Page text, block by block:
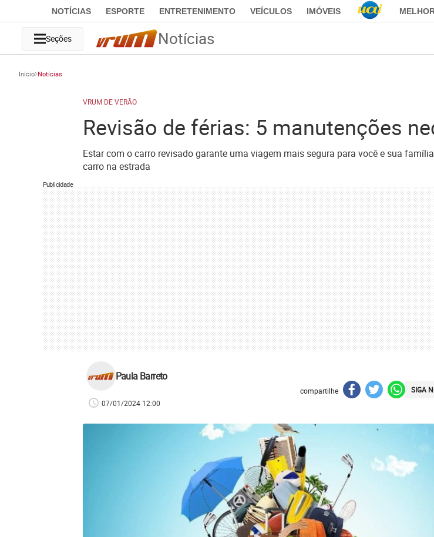
NOTÍCIAS ESPORTE ENTRETENIMENTO VEÍCULOS IMÓVEIS
Seções Notícias
Início Notícias
VRUM DE VERÃO
Revisão de férias: 5 manutenções
Estar com o carro revisado garante uma viagem mais segura para você e sua
carro na estrada
Publicidade
Paula Barreto
07/01/2024 12:00
compartilhe SIGA